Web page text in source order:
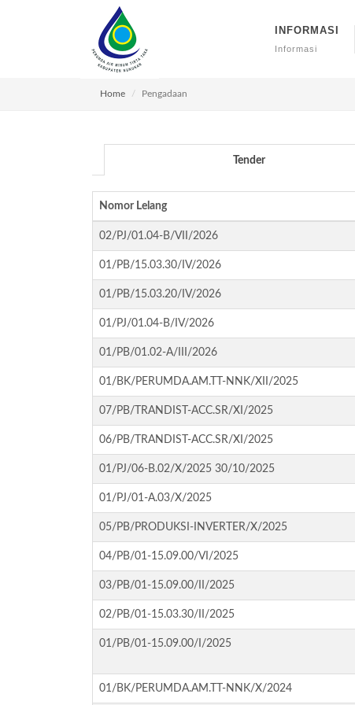
INFORMASI
Informasi
Home Pengadaan
Tender
Nomor Lelang
02/PJ/01.04-B/VII/2026
01/PB/15.03.30/IV/2026
01/PB/15.03.20/IV/2026
01/PJ/01.04-B/IV/2026
01/PB/01.02-A/III/2026
01/BK/PERUMDA.AM.TT-NNK/XII/2025
07/PB/TRANDIST-ACC.SR/XI/2025
06/PB/TRANDIST-ACC.SR/XI/2025
01/PJ/06-B.02/X/2025 30/10/2025
01/PJ/01-A.03/X/2025
05/PB/PRODUKSI-INVERTER/X/2025
04/PB/01-15.09.00/VI/2025
03/PB/01-15.09.00/II/2025
02/PB/01-15.03.30/II/2025
01/PB/01-15.09.00/I/2025
01/BK/PERUMDA.AM.TT-NNK/X/2024